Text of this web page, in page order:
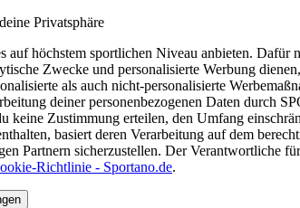
Privatsphäre
auf höchstem sportlichen Niveau anbieten.
Zwecke und personalisierte Werbung
als auch nicht-personalisierte
deiner personenbezogenen Daten durch
keine Zustimmung erteilen, den Umfang
basiert deren Verarbeitung auf dem
Partnern sicherzustellen. Der Verantwortliche
Richtlinie - Sportano.de.